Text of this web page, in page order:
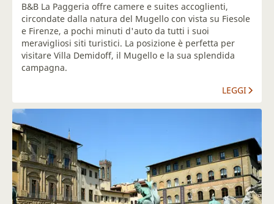
B&B La Paggeria offre camere e suites accoglienti,
circondate dalla natura del Mugello con vista su Fiesole
e Firenze, a pochi minuti d'auto da tutti i suoi
meravigliosi siti turistici. La posizione è perfetta per
visitare Villa Demidoff, il Mugello e la sua splendida
campagna.
LEGGI